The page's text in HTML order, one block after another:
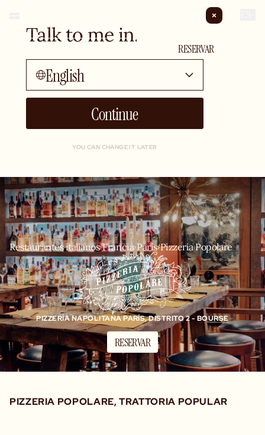
Talk to me in...
English
Continue
YOU CAN CHANGE IT LATER
RESERVAR
Restaurantes italianos Francia París Pizzeria Popolare
PIZZERÍA NAPOLITANA PARÍS, DISTRITO 2 - BOURSE
RESERVAR
PIZZERIA POPOLARE, TRATTORIA POPULAR